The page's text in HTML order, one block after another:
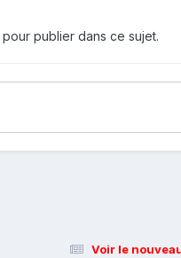
pour publier dans ce sujet.
Voir le